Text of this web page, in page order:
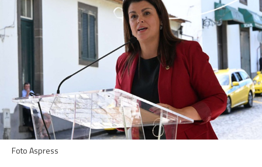
Foto Aspress